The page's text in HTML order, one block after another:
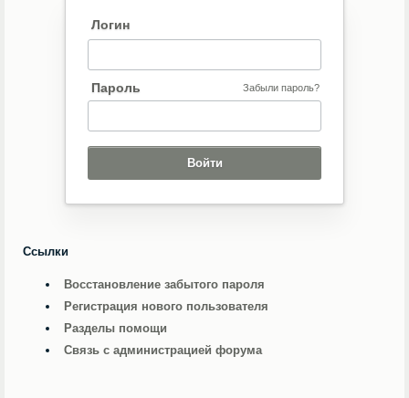
Логин
Пароль Забыли пароль?
Ссылки
Восстановление забытого пароля
Регистрация нового пользователя
Разделы помощи
Связь с администрацией форума